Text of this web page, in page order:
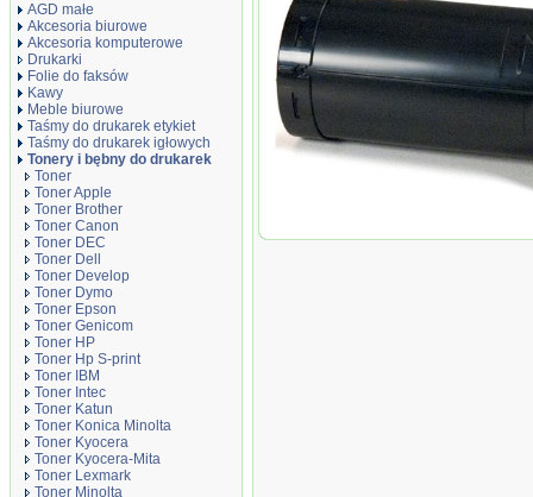
AGD małe
Akcesoria biurowe
Akcesoria komputerowe
Drukarki
Folie do faksów
Kawy
Meble biurowe
Taśmy do drukarek etykiet
Taśmy do drukarek igłowych
Tonery i bębny do drukarek
Toner
Toner Apple
Toner Brother
Toner Canon
Toner DEC
Toner Dell
Toner Develop
Toner Dymo
Toner Epson
Toner Genicom
Toner HP
Toner Hp S-print
Toner IBM
Toner Intec
Toner Katun
Toner Konica Minolta
Toner Kyocera
Toner Kyocera-Mita
Toner Lexmark
Toner Minolta